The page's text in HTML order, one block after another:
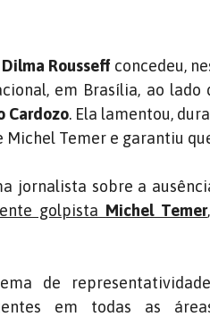
Dilma Rousseffconcedeu,
em Brasília, ao lado
Cardozo. Ela lamentou,
Michel Temer e garantiu
jornalista sobre a
golpista Michel Temer
de
em todas as